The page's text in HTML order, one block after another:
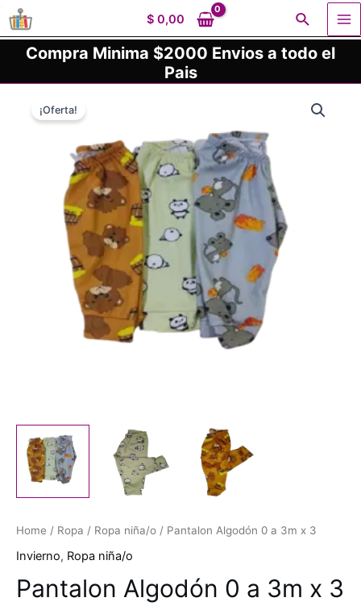
contenido
$0,00 Buscar
Compra Minima $2000 Envios a todo el
Pais
¡Oferta!
Home / Ropa / Ropa niña/o / Pantalon Algodón 0 a 3m x 3
Invierno, Ropa niña/o
Pantalon Algodón 0 a 3m x 3